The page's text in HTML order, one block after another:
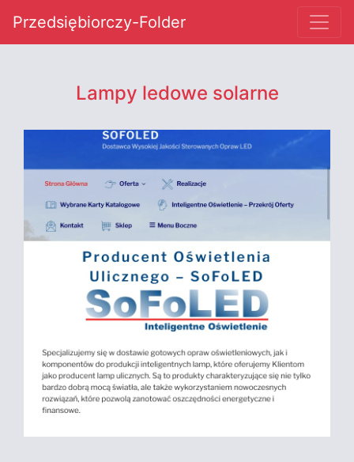
Przedsiębiorczy-Folder
Lampy ledowe solarne